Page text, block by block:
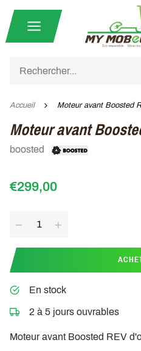
Accueil Moteur avant Boosted
Moteur avant
boosted
€299,00
En stock
2 à 5 jours ouvrables
Moteur avant Boosted REV